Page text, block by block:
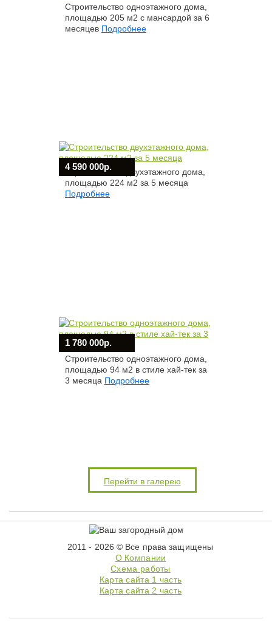
Строительство одноэтажного дома,
площадью 205 м2 с мансардой за 6
месяцев Подробнее
4 590 000р.
Строительство двухэтажного дома,
площадью 224 м2 за 5 месяца
Подробнее
1 780 000р.
Строительство одноэтажного дома,
площадью 94 м2 в стиле хай-тек за
3 месяца Подробнее
Перейти в галерею
2011 - 2026 © Все права защищены
О Компании
Схема работы
Карта сайта 1 часть
Карта сайта 2 часть